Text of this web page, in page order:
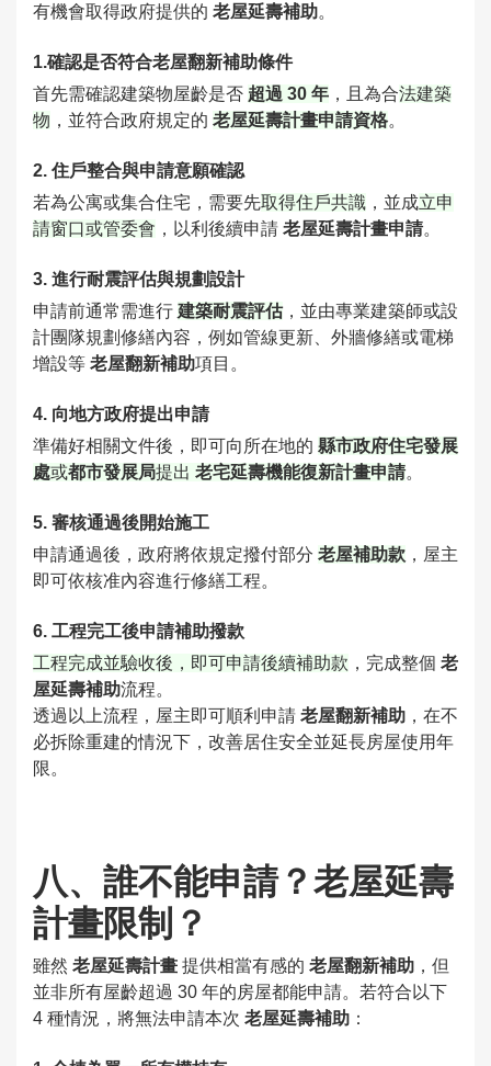
有機會取得政府提供的 老屋延壽補助。
1.確認是否符合老屋翻新補助條件
首先需確認建築物屋齡是否 超過 30 年 ，且為合法建築
物 ，並符合政府規定的 老屋延壽計畫申請資格。
2. 住戶整合與申請意願確認
若為公寓或集合住宅，需要先取得住戶共識 ，並成立申
請窗口或管委會 ，以利後續申請 老屋延壽計畫申請。
3. 進行耐震評估與規劃設計
申請前通常需進行 建築耐震評估，並由專業建築師或設
計團隊規劃修繕內容，例如管線更新、外牆修繕或電梯
增設等 老屋翻新補助項目。
4. 向地方政府提出申請
準備好相關文件後，即可向所在地的 縣市政府住宅發展
處或都市發展局提出 老宅延壽機能復新計畫申請。
5. 審核通過後開始施工
申請通過後，政府將依規定撥付部分 老屋補助款 ，屋主
即可依核准內容進行修繕工程。
6. 工程完工後申請補助撥款
工程完成並驗收後，即可申請後續補助款 ，完成整個 老
屋延壽補助流程。
透過以上流程，屋主即可順利申請 老屋翻新補助 ，在不
必拆除重建的情況下，改善居住安全並延長房屋使用年
限。
八、誰不能申請？老屋延壽
計畫限制？
雖然 老屋延壽計畫 提供相當有感的 老屋翻新補助 ，但
並非所有屋齡超過 30 年的房屋都能申請。若符合以下
4 種情況，將無法申請本次 老屋延壽補助 ：